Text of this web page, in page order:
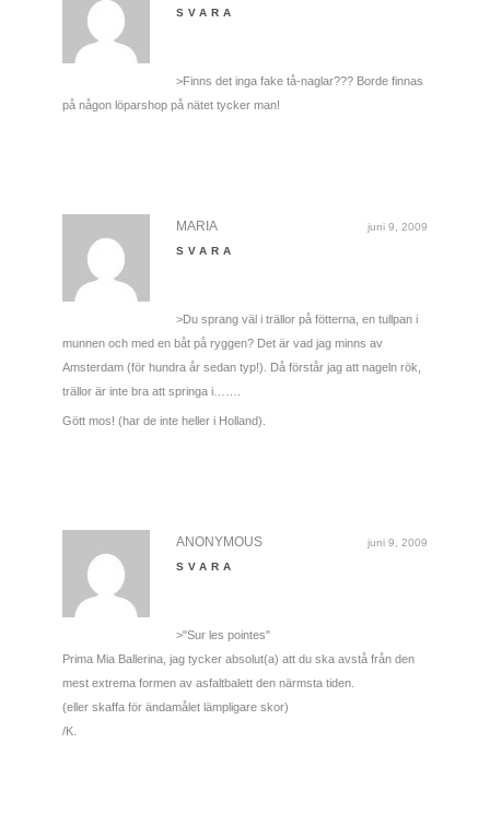
SVARA
>Finns det inga fake tå-naglar??? Borde finnas
på någon löparshop på nätet tycker man!
juni 9, 2009
MARIA
SVARA
>Du sprang väl i trällor på fötterna, en tullpan i
munnen och med en båt på ryggen? Det är vad jag minns av
Amsterdam (för hundra år sedan typ!). Då förstår jag att nageln rök,
trällor är inte bra att springa i…….
Gött mos! (har de inte heller i Holland).
juni 9, 2009
ANONYMOUS
SVARA
>"Sur les pointes"
Prima Mia Ballerina, jag tycker absolut(a) att du ska avstå från den
mest extrema formen av asfaltbalett den närmsta tiden.
(eller skaffa för ändamålet lämpligare skor)
/K.